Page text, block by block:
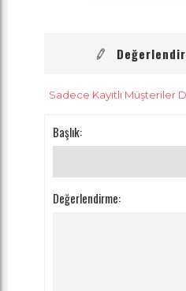
Sadece Kayıtlı Müşteriler
Başlık:
Değerlendirme: